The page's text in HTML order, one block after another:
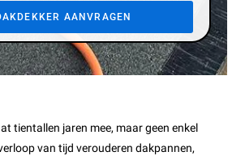
AANVRAGEN
tientallen jaren mee, maar geen enkel
van tijd verouderen dakpannen,